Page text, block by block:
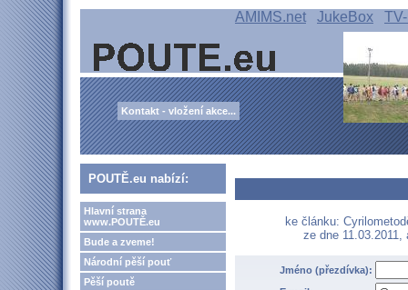
AMIMS.net JukeBox
Kontakt - vložení akce...
POUTĚ.eu nabízí:
Hlavní strana
www.POUTĚ.eu
Bude a zveme!
Národní pěší pouť
Pěší poutě
ke článku:
ze dne
Jméno (přezdívka):